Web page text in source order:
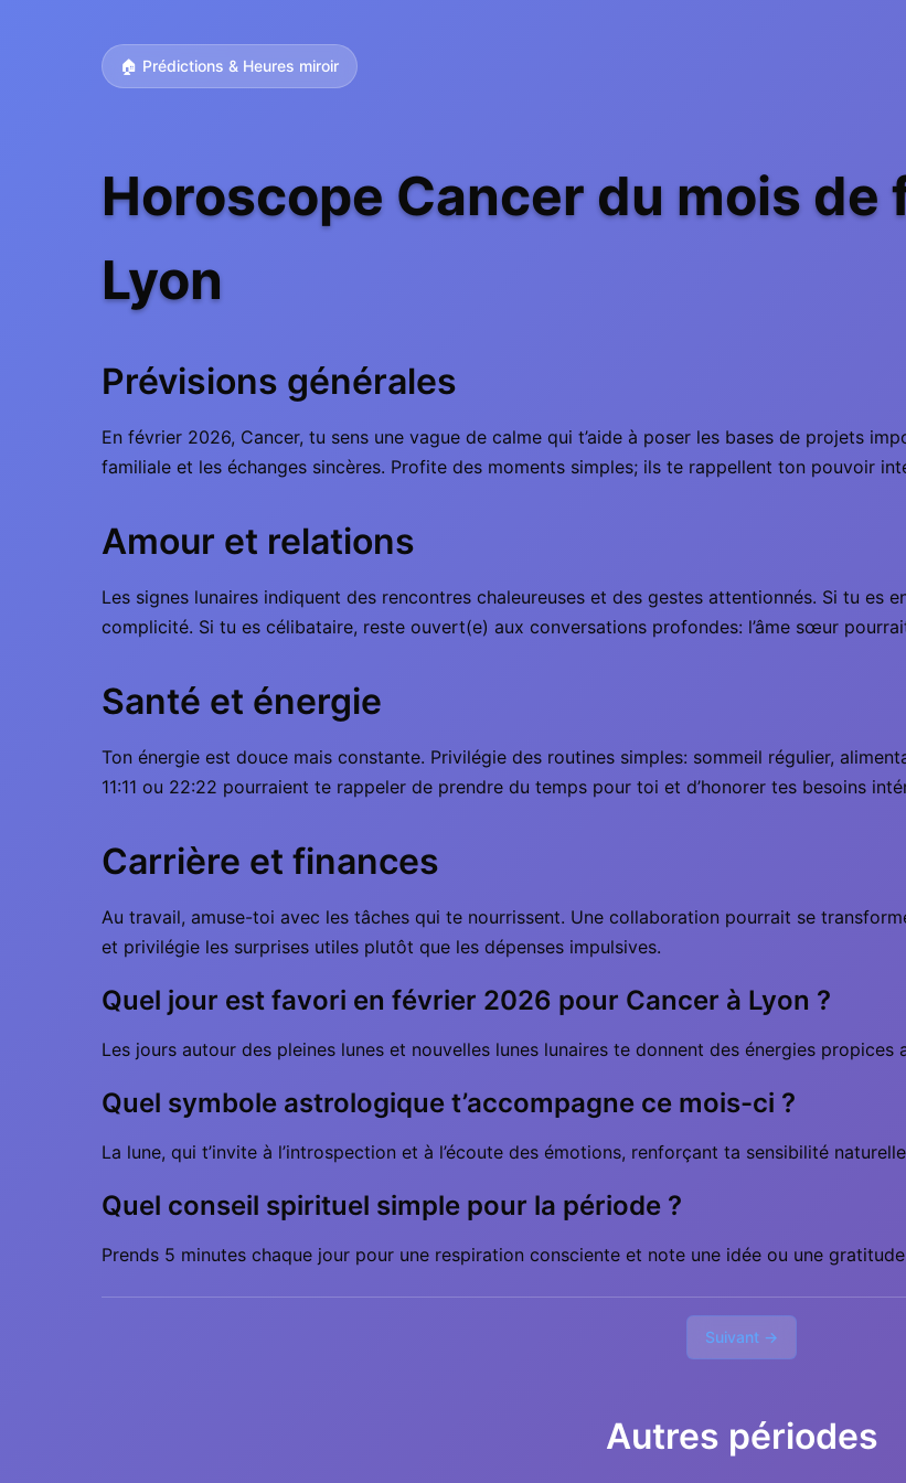
🏠 Prédictions & Heures miroir
Horoscope Cancer du mois
Lyon
Prévisions générales
En février 2026, Cancer, tu sens une vague de calme qui t’aide à poser les bases de projets
familiale et les échanges sincères. Profite des moments simples; ils te rappellent ton pouvoir
Amour et relations
Les signes lunaires indiquent des rencontres chaleureuses et des gestes attentionnés. Si tu es
complicité. Si tu es célibataire, reste ouvert(e) aux conversations profondes: l’âme sœur
Santé et énergie
Ton énergie est douce mais constante. Privilégie des routines simples: sommeil régulier,
11:11 ou 22:22 pourraient te rappeler de prendre du temps pour toi et d’honorer tes besoins
Carrière et finances
Au travail, amuse-toi avec les tâches qui te nourrissent. Une collaboration pourrait se
et privilégie les surprises utiles plutôt que les dépenses impulsives.
Quel jour est favori en février 2026 pour Cancer à Lyon ?
Les jours autour des pleines lunes et nouvelles lunes lunaires te donnent des énergies
Quel symbole astrologique t’accompagne ce mois-ci ?
La lune, qui t’invite à l’introspection et à l’écoute des émotions, renforçant ta sensibilité
Quel conseil spirituel simple pour la période ?
Prends 5 minutes chaque jour pour une respiration consciente et note une idée ou une
Suivant →
Autres périodes